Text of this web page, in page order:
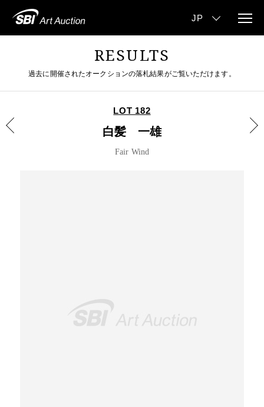
RESULTS
過去に開催されたオークションの落札結果がご覧いただけます。
LOT 182
白髪 一雄
Fair Wind